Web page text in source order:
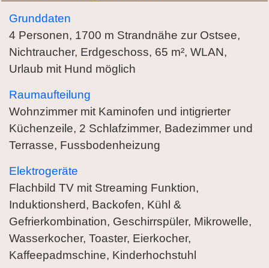
Grunddaten
4 Personen, 1700 m Strandnähe zur Ostsee,
Nichtraucher, Erdgeschoss, 65 m², WLAN,
Urlaub mit Hund möglich
Raumaufteilung
Wohnzimmer mit Kaminofen und intigrierter
Küchenzeile, 2 Schlafzimmer, Badezimmer und
Terrasse, Fussbodenheizung
Elektrogeräte
Flachbild TV mit Streaming Funktion,
Induktionsherd, Backofen, Kühl &
Gefrierkombination, Geschirrspüler, Mikrowelle,
Wasserkocher, Toaster, Eierkocher,
Kaffeepadmschine, Kinderhochstuhl